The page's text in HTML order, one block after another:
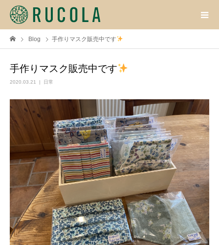
Blog 手作りマスク販売中です
手作りマスク販売中です
2020.03.21 日常